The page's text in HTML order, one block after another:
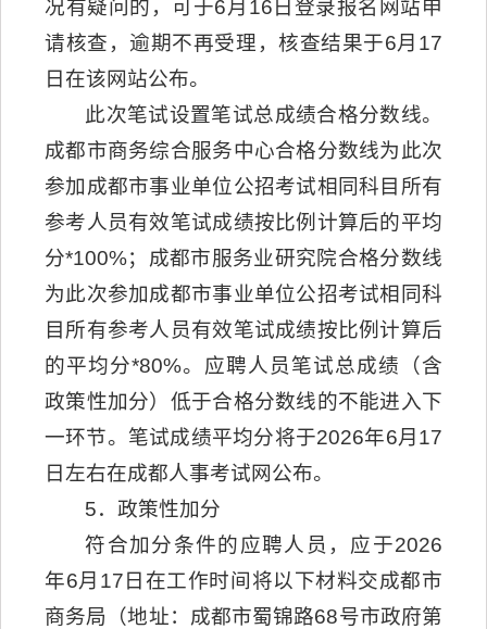
况有疑问的，可于6月16日登录报名网站申
请核查，逾期不再受理，核查结果于6月17
日在该网站公布。
此次笔试设置笔试总成绩合格分数线。
成都市商务综合服务中心合格分数线为此次
参加成都市事业单位公招考试相同科目所有
参考人员有效笔试成绩按比例计算后的平均
分*100%；成都市服务业研究院合格分数线
为此次参加成都市事业单位公招考试相同科
目所有参考人员有效笔试成绩按比例计算后
的平均分*80%。应聘人员笔试总成绩（含
政策性加分）低于合格分数线的不能进入下
一环节。笔试成绩平均分将于2026年6月17
日左右在成都人事考试网公布。
5．政策性加分
符合加分条件的应聘人员，应于2026
年6月17日在工作时间将以下材料交成都市
商务局（地址：成都市蜀锦路68号市政府第